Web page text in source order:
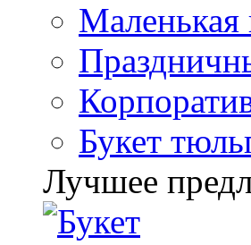
Маленькая
Букет
Лучшее